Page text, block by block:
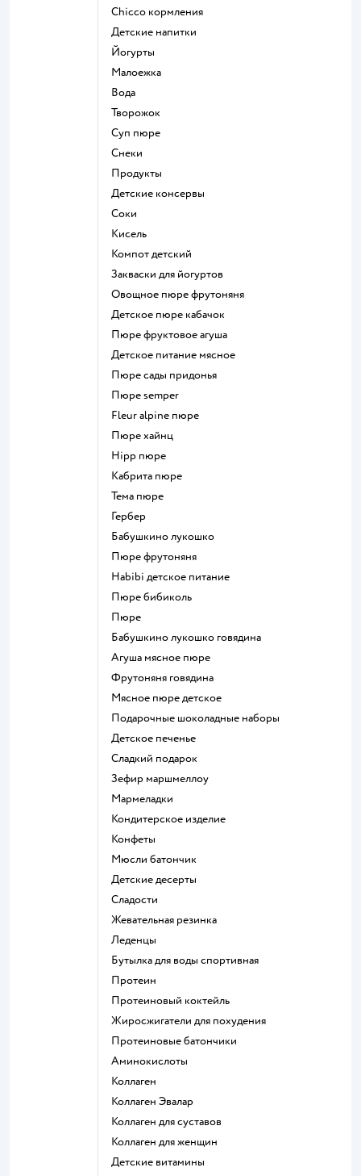
chicco кормления
детские напитки
йогурты
малоежка
Вода
творожок
суп пюре
Снеки
Продукты
детские консервы
Соки
кисель
компот детский
Закваски для йогуртов
овощное пюре фрутоняня
детское пюре кабачок
пюре фруктовое агуша
детское питание мясное
пюре сады придонья
пюре semper
fleur alpine пюре
пюре хайнц
hipp пюре
кабрита пюре
тема пюре
гербер
бабушкино лукошко
пюре фрутоняня
habibi детское питание
пюре бибиколь
пюре
бабушкино лукошко говядина
агуша мясное пюре
фрутоняня говядина
мясное пюре детское
подарочные шоколадные наборы
детское печенье
сладкий подарок
зефир маршмеллоу
мармеладки
кондитерское изделие
конфеты
мюсли батончик
детские десерты
сладости
жевательная резинка
леденцы
Бутылка для воды спортивная
Протеин
Протеиновый коктейль
Жиросжигатели для похудения
Протеиновые батончики
Аминокислоты
Коллаген
Коллаген Эвалар
Коллаген для суставов
Коллаген для женщин
Детские витамины